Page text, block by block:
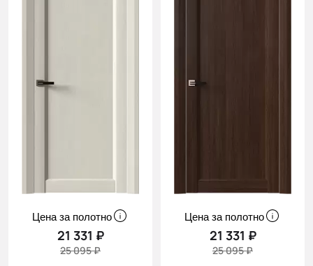
Цена за полотно
21 331 ₽
25 095 ₽
Цена за полотно
21 331 ₽
25 095 ₽